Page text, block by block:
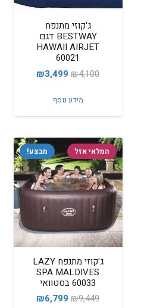
ג'קוזי מתנפח
BESTWAY דגם
HAWAII AIRJET
60021
₪4,100
המחיר
היה:
₪4,100.
₪3,499
המחיר
₪3,499.
מידע נוסף
מבצע! המלאי אזל
ג'קוזי מתנפח LAZY
SPA MALDIVES
60033 בסטוואי
₪9,449
המחיר₪6,799
המחיר